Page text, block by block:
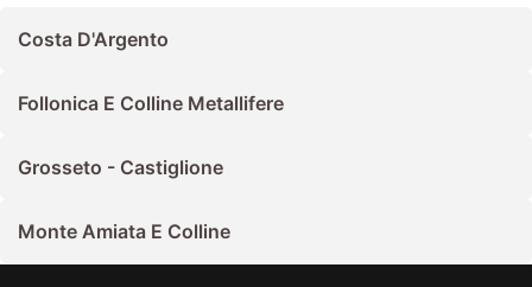
Costa D'Argento
Follonica E Colline Metallifere
Grosseto - Castiglione
Monte Amiata E Colline